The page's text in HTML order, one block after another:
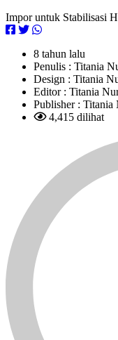
Impor untuk Stabilisasi
8 tahun lalu
Penulis : Titania
Design : Titania
Editor : Titania
Publisher : Titania
4,415 dilihat